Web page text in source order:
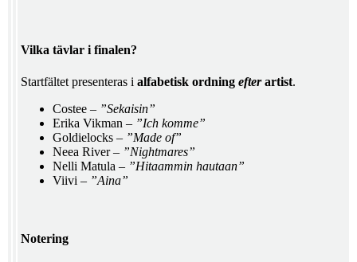
Vilka tävlar i finalen?
Startfältet presenteras i alfabetisk ordning efterartist.
Costee – ”Sekaisin”
Erika Vikman – ”Ich komme”
Goldielocks – ”Made of”
Neea River – ”Nightmares”
Nelli Matula – ”Hitaammin hautaan”
Viivi – ”Aina”
Notering